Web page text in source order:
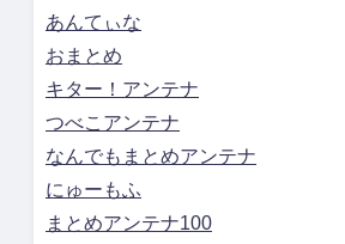
あんてぃな
おまとめ
キター！アンテナ
つべこアンテナ
なんでもまとめアンテナ
にゅーもふ
まとめアンテナ100